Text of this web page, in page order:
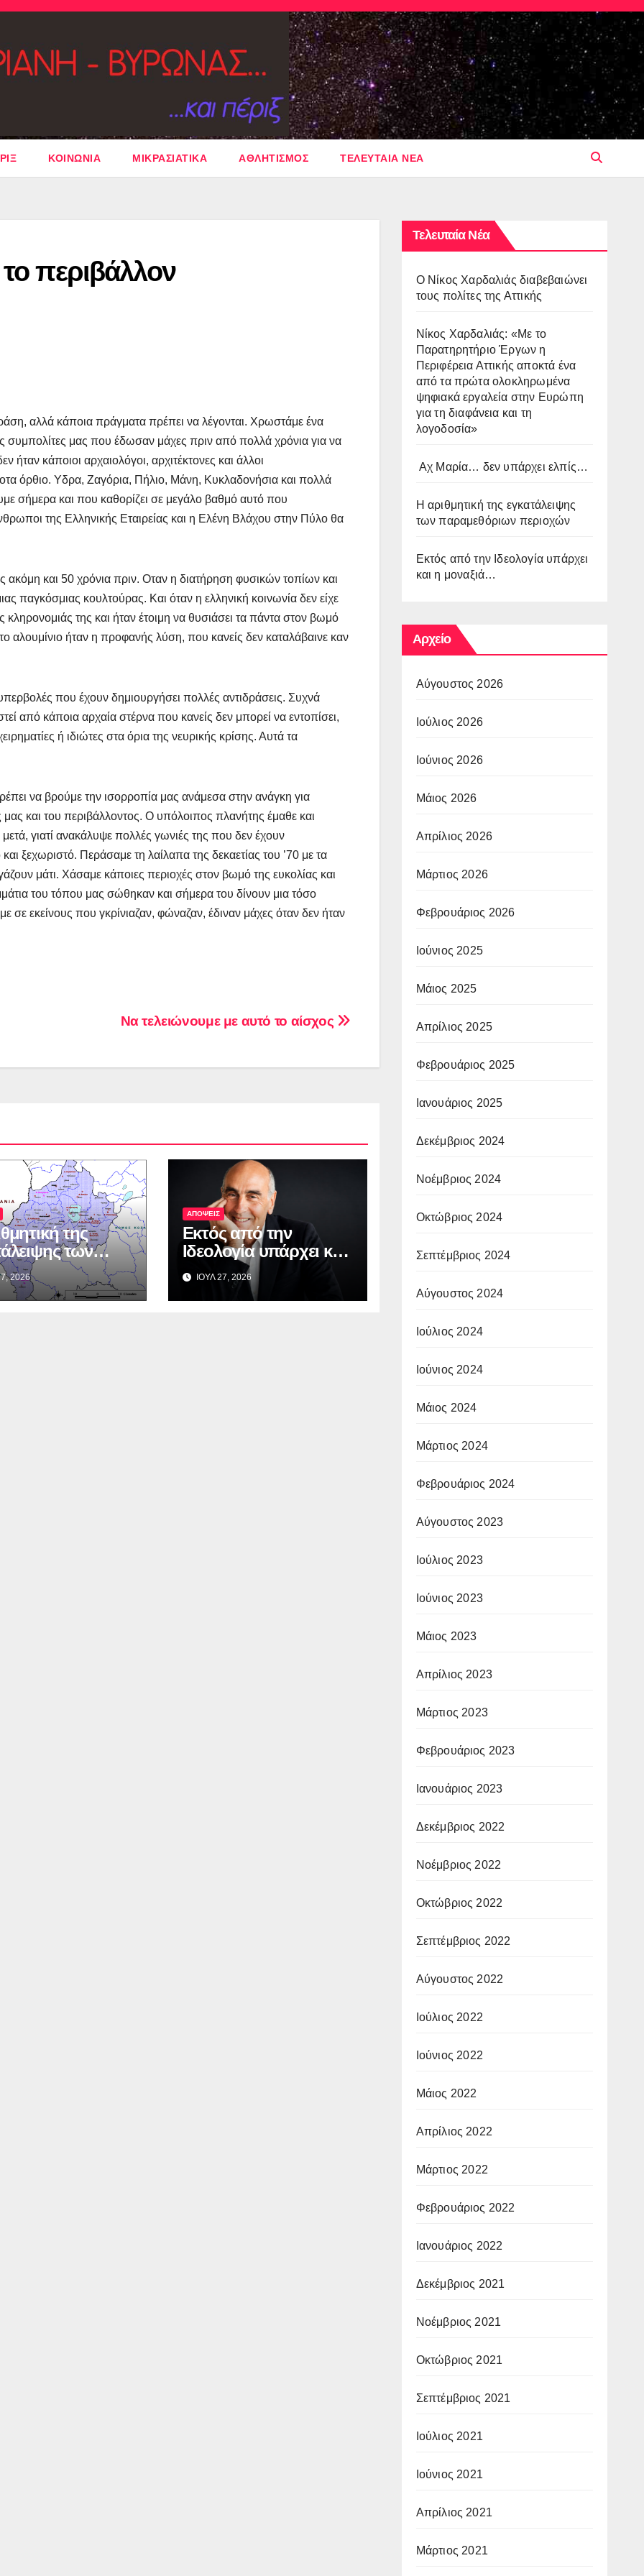
ΚΟΙΝΩΝΙΑ ΜΙΚΡΑΣΙΑΤΙΚΑ ΑΘΛΗΤΙΣΜΟΣ ΤΕΛΕΥΤΑΙΑ ΝΕΑ
περιβάλλον
αλλά κάποια πράγματα πρέπει να λέγονται. Χρωστάμε ένα
συμπολίτες μας που έδωσαν μάχες πριν από πολλά χρόνια για να
κάποιοι αρχαιολόγοι, αρχιτέκτονες και άλλοι
όρθιο. Υδρα, Ζαγόρια, Πήλιο, Μάνη, Κυκλαδονήσια και πολλά
σήμερα και που καθορίζει σε μεγάλο βαθμό αυτό που
της Ελληνικής Εταιρείας και η Ελένη Βλάχου στην Πύλο θα
ακόμη και 50 χρόνια πριν. Οταν η διατήρηση φυσικών τοπίων και
παγκόσμιας κουλτούρας. Και όταν η ελληνική κοινωνία δεν είχε
κληρονομιάς της και ήταν έτοιμη να θυσιάσει τα πάντα στον βωμό
αλουμίνιο ήταν η προφανής λύση, που κανείς δεν καταλάβαινε καν
που έχουν δημιουργήσει πολλές αντιδράσεις. Συχνά
από κάποια αρχαία στέρνα που κανείς δεν μπορεί να εντοπίσει,
ή ιδιώτες στα όρια της νευρικής κρίσης. Αυτά τα
να βρούμε την ισορροπία μας ανάμεσα στην ανάγκη για
και του περιβάλλοντος. Ο υπόλοιπος πλανήτης έμαθε και
γιατί ανακάλυψε πολλές γωνιές της που δεν έχουν
ξεχωριστό. Περάσαμε τη λαίλαπα της δεκαετίας του ’70 με τα
μάτι. Χάσαμε κάποιες περιοχές στον βωμό της ευκολίας και
του τόπου μας σώθηκαν και σήμερα του δίνουν μια τόσο
σε εκείνους που γκρίνιαζαν, φώναζαν, έδιναν μάχες όταν δεν ήταν
Να τελειώνουμε με αυτό το αίσχος
της
των
2026
ΑΠΟΨΕΙΣ
Εκτός από την
Ιδεολογία υπάρχει και
η μοναξιά…
ΙΟΥΛ 27, 2026
Τελευταία Νέα
O Νίκος Χαρδαλιάς διαβεβαιώνει
τους πολίτες της Αττικής
Νίκος Χαρδαλιάς: «Με το
Παρατηρητήριο Έργων η
Περιφέρεια Αττικής αποκτά ένα
από τα πρώτα ολοκληρωμένα
ψηφιακά εργαλεία στην Ευρώπη
για τη διαφάνεια και τη
λογοδοσία»
Αχ Μαρία… δεν υπάρχει ελπίς…
Η αριθμητική της εγκατάλειψης
των παραμεθόριων περιοχών
Εκτός από την Ιδεολογία υπάρχει
και η μοναξιά…
Αρχείο
Αύγουστος 2026
Ιούλιος 2026
Ιούνιος 2026
Μάιος 2026
Απρίλιος 2026
Μάρτιος 2026
Φεβρουάριος 2026
Ιούνιος 2025
Μάιος 2025
Απρίλιος 2025
Φεβρουάριος 2025
Ιανουάριος 2025
Δεκέμβριος 2024
Νοέμβριος 2024
Οκτώβριος 2024
Σεπτέμβριος 2024
Αύγουστος 2024
Ιούλιος 2024
Ιούνιος 2024
Μάιος 2024
Μάρτιος 2024
Φεβρουάριος 2024
Αύγουστος 2023
Ιούλιος 2023
Ιούνιος 2023
Μάιος 2023
Απρίλιος 2023
Μάρτιος 2023
Φεβρουάριος 2023
Ιανουάριος 2023
Δεκέμβριος 2022
Νοέμβριος 2022
Οκτώβριος 2022
Σεπτέμβριος 2022
Αύγουστος 2022
Ιούλιος 2022
Ιούνιος 2022
Μάιος 2022
Απρίλιος 2022
Μάρτιος 2022
Φεβρουάριος 2022
Ιανουάριος 2022
Δεκέμβριος 2021
Νοέμβριος 2021
Οκτώβριος 2021
Σεπτέμβριος 2021
Ιούλιος 2021
Ιούνιος 2021
Απρίλιος 2021
Μάρτιος 2021